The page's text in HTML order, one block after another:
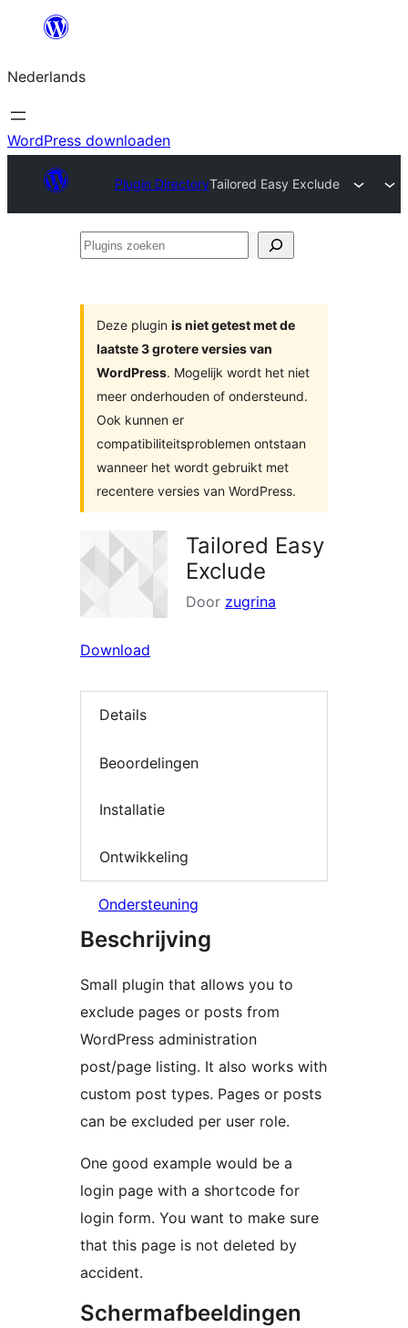
de
inhoud
Nederlands
WordPress downloaden
Plugin DirectoryTailored Easy Exclude
Plugins
Deze plugin is niet getest met de
laatste 3 grotere versies van
WordPress. Mogelijk wordt het niet
meer onderhouden of ondersteund.
Ook kunnen er
compatibiliteitsproblemen ontstaan
wanneer het wordt gebruikt met
recentere versies van WordPress.
Tailored Easy
Exclude
Door zugrina
Download
Details
Beoordelingen
Installatie
Ontwikkeling
Ondersteuning
Beschrijving
Small plugin that allows you to
exclude pages or posts from
WordPress administration
post/page listing. It also works with
custom post types. Pages or posts
can be excluded per user role.
One good example would be a
login page with a shortcode for
login form. You want to make sure
that this page is not deleted by
accident.
Schermafbeeldingen